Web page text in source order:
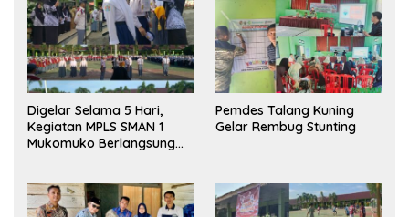
Digelar Selama 5 Hari,
Kegiatan MPLS SMAN 1
Mukomuko Berlangsung
Pemdes Talang Kuning
Gelar Rembug Stunting